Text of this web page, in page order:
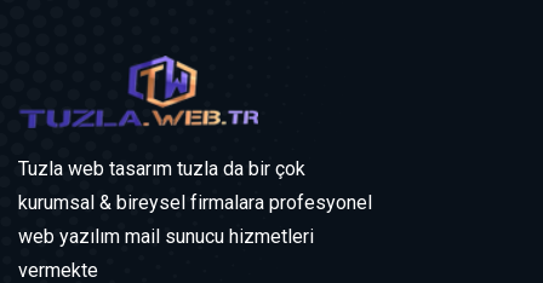
Tuzla web tasarım tuzla da bir çok
kurumsal & bireysel firmalara profesyonel
web yazılım mail sunucu hizmetleri
vermekte